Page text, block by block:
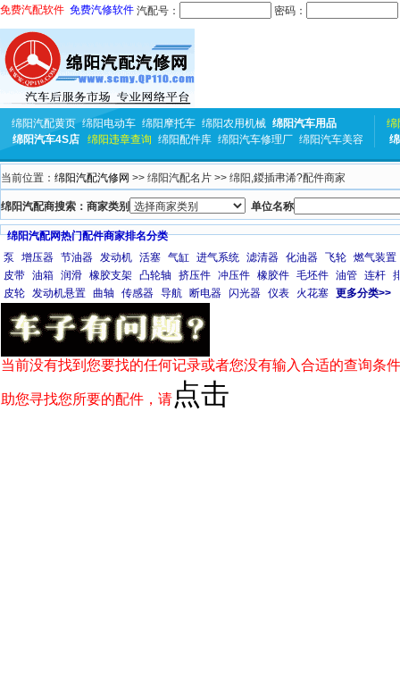
免费汽配软件 免费汽修软件 汽配号： 密码：
绵阳汽配黄页 绵阳电动车 绵阳摩托车 绵阳农用机械 绵阳汽车用品
绵阳汽车4S店
绵阳违章查询 绵阳配件库 绵阳汽车修理厂 绵阳汽车美容
绵
当前位置： 绵阳汽配汽修网 >> 绵阳汽配名片 >> 绵阳,鍐插帇浠?配件商家
绵阳汽配商搜索：商家类别 单位名称
绵阳汽配网热门配件商家排名分类
泵
增压器 节油器 发动机 活塞 气缸 进气系统 滤清器 化油器 飞轮 燃气装置
皮带 油箱 润滑 橡胶支架 凸轮轴 挤压件 冲压件 橡胶件 毛坯件 油管 连杆
皮轮 发动机悬置 曲轴 传感器 导航 断电器 闪光器 仪表 火花塞 更多分类>>
当前没有找到您要找的任何记录或者您没有输入合适的查询条
助您寻找您所要的配件，请 点击